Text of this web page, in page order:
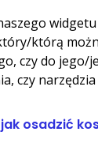
którą
czy do jego/
czy
osadzić